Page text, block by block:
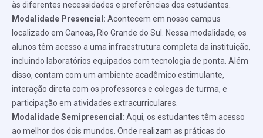
às diferentes necessidades e preferências dos estudantes.
Modalidade Presencial: Acontecem em nosso campus
localizado em Canoas, Rio Grande do Sul. Nessa modalidade, os
alunos têm acesso a uma infraestrutura completa da instituição,
incluindo laboratórios equipados com tecnologia de ponta. Além
disso, contam com um ambiente acadêmico estimulante,
interação direta com os professores e colegas de turma, e
participação em atividades extracurriculares.
Modalidade Semipresencial: Aqui, os estudantes têm acesso
ao melhor dos dois mundos. Onde realizam as práticas do